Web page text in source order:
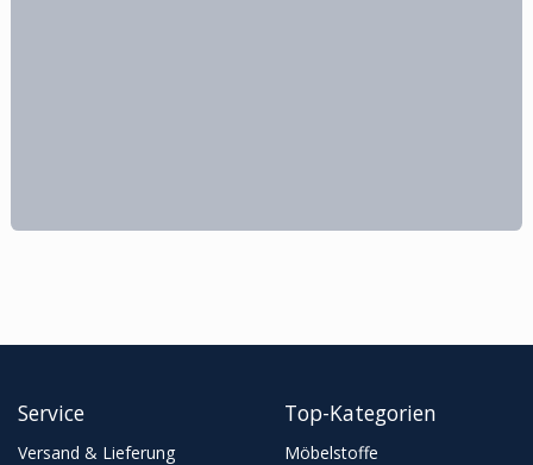
Service
Versand & Lieferung
Top-Kategorien
Möbelstoffe